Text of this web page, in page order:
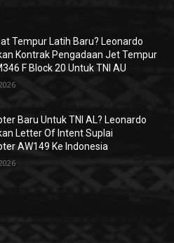
Tempur Latih Baru? Leonardo
Kontrak Pengadaan Jet Tempur
F Block 20 Untuk TNI AU
Baru Untuk TNI AL? Leonardo
Letter Of Intent Suplai
AW149 Ke Indonesia